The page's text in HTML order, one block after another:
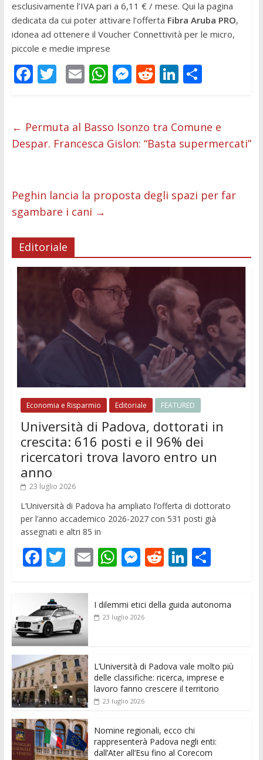
esclusivamente l’IVA pari a 6,11 € / mese. Qui la pagina
dedicata da cui poter attivare l’offerta Fibra Aruba PRO,
idonea ad ottenere il Voucher Connettività per le micro,
piccole e medie imprese
F
b
o
k
T
er
E
l
W
s
A
p
M
e
n
er
R
di
t
Li
e
dI
C
di
vi
← Permuta al Basso Isonzo tra Comune e
Despar. Francesca Gislon: “Basta supermercati”
Peghin lancia la proposta degli spazi per far
sgambare i cani →
Editoriale
Economia e Risparmio Editoriale FEATURED
Università di Padova, dottorati in
crescita: 616 posti e il 96% dei
ricercatori trova lavoro entro un
anno
23 luglio 2026
L’Università di Padova ha ampliato l’offerta di dottorato
per l’anno accademico 2026-2027 con 531 posti già
assegnati e altri 85 in
F
e
b
o
o
k
T
itt
er
E
ai
l
W
s
p
M
ss
e
er
R
di
Li
e
C
di
I dilemmi etici della guida autonoma
23 luglio 2026
L’Università di Padova vale molto più
delle classifiche: ricerca, imprese e
lavoro fanno crescere il territorio
23 luglio 2026
Nomine regionali, ecco chi
rappresenterà Padova negli enti:
dall’Ater all’Esu fino al Corecom